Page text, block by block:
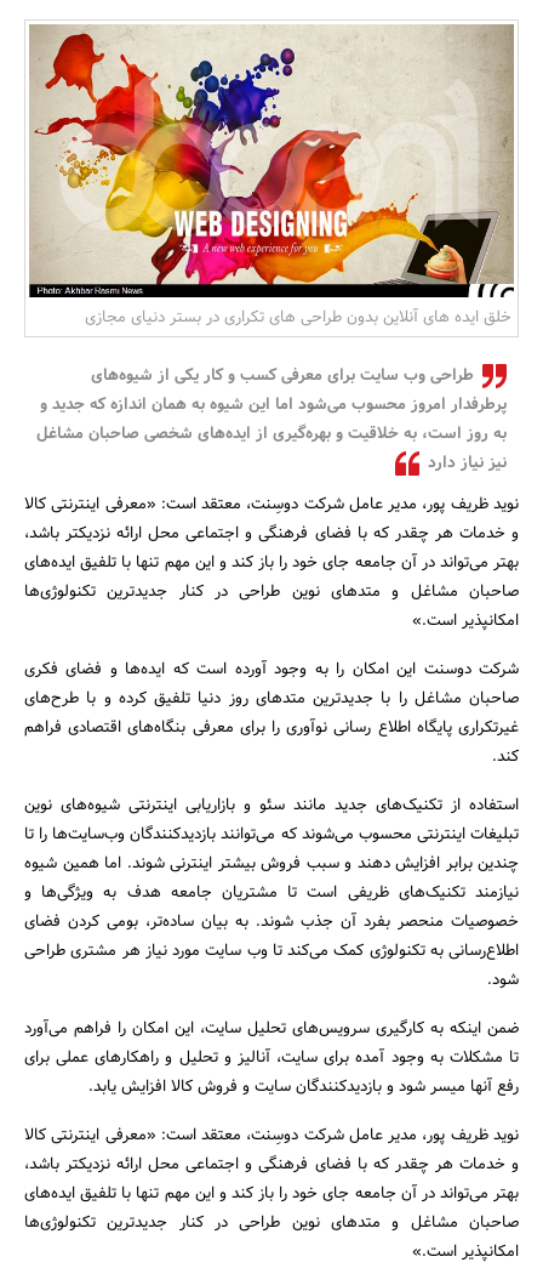
بانک، بیمه و سرمایه
مسکن و ساختمان
جستجو
خلق ایده های آنلاین بدون طراحی های تکراری در بستر دنیای مجازی
طراحی وب سایت برای معرفی کسب و کار یکی از شیوه‌های
پرطرفدار امروز محسوب می‌شود اما این شیوه به همان اندازه که جدید و
به روز است، به خلاقیت و بهره‌گیری از ایده‌های شخصی صاحبان مشاغل
نیز نیاز دارد
نوید ظریف پور، مدیر عامل شرکت دوسِنت، معتقد است: «معرفی اینترنتی کالا
و خدمات هر چقدر که با فضای فرهنگی و اجتماعی محل ارائه نزدیکتر باشد،
بهتر می‌تواند در آن جامعه جای خود را باز کند و این مهم تنها با تلفیق ایده‌های
صاحبان مشاغل و متدهای نوین طراحی در کنار جدیدترین تکنولوژی‌ها
امکانپذیر است.»
شرکت دوسنت این امکان را به وجود آورده است که ایده‌ها و فضای فکری
صاحبان مشاغل را با جدیدترین متدهای روز دنیا تلفیق کرده و با طرح‌های
غیرتکراری پایگاه اطلاع رسانی نوآوری را برای معرفی بنگاه‌های اقتصادی فراهم
کند.
استفاده از تکنیک‌های جدید مانند سئو و بازاریابی اینترنتی شیوه‌های نوین
تبلیغات اینترنتی محسوب می‌شوند که می‌توانند بازدیدکنندگان وب‌سایت‌ها را تا
چندین برابر افزایش دهند و سبب فروش بیشتر اینترنی شوند. اما همین شیوه
نیازمند تکنیک‌های ظریفی است تا مشتریان جامعه هدف به ویژگی‌ها و
خصوصیات منحصر بفرد آن جذب شوند. به بیان ساده‌تر، بومی کردن فضای
اطلاع‌رسانی به تکنولوژی کمک می‌کند تا وب سایت مورد نیاز هر مشتری طراحی
شود.
ضمن اینکه به کارگیری سرویس‌های تحلیل سایت، این امکان را فراهم می‌آورد
تا مشکلات به وجود آمده برای سایت، آنالیز و تحلیل و راهکارهای عملی برای
رفع آنها میسر شود و بازدیدکنندگان سایت و فروش کالا افزایش یابد.
نوید ظریف پور، مدیر عامل شرکت دوسِنت، معتقد است: «معرفی اینترنتی کالا
و خدمات هر چقدر که با فضای فرهنگی و اجتماعی محل ارائه نزدیکتر باشد،
بهتر می‌تواند در آن جامعه جای خود را باز کند و این مهم تنها با تلفیق ایده‌های
صاحبان مشاغل و متدهای نوین طراحی در کنار جدیدترین تکنولوژی‌ها
امکانپذیر است.»